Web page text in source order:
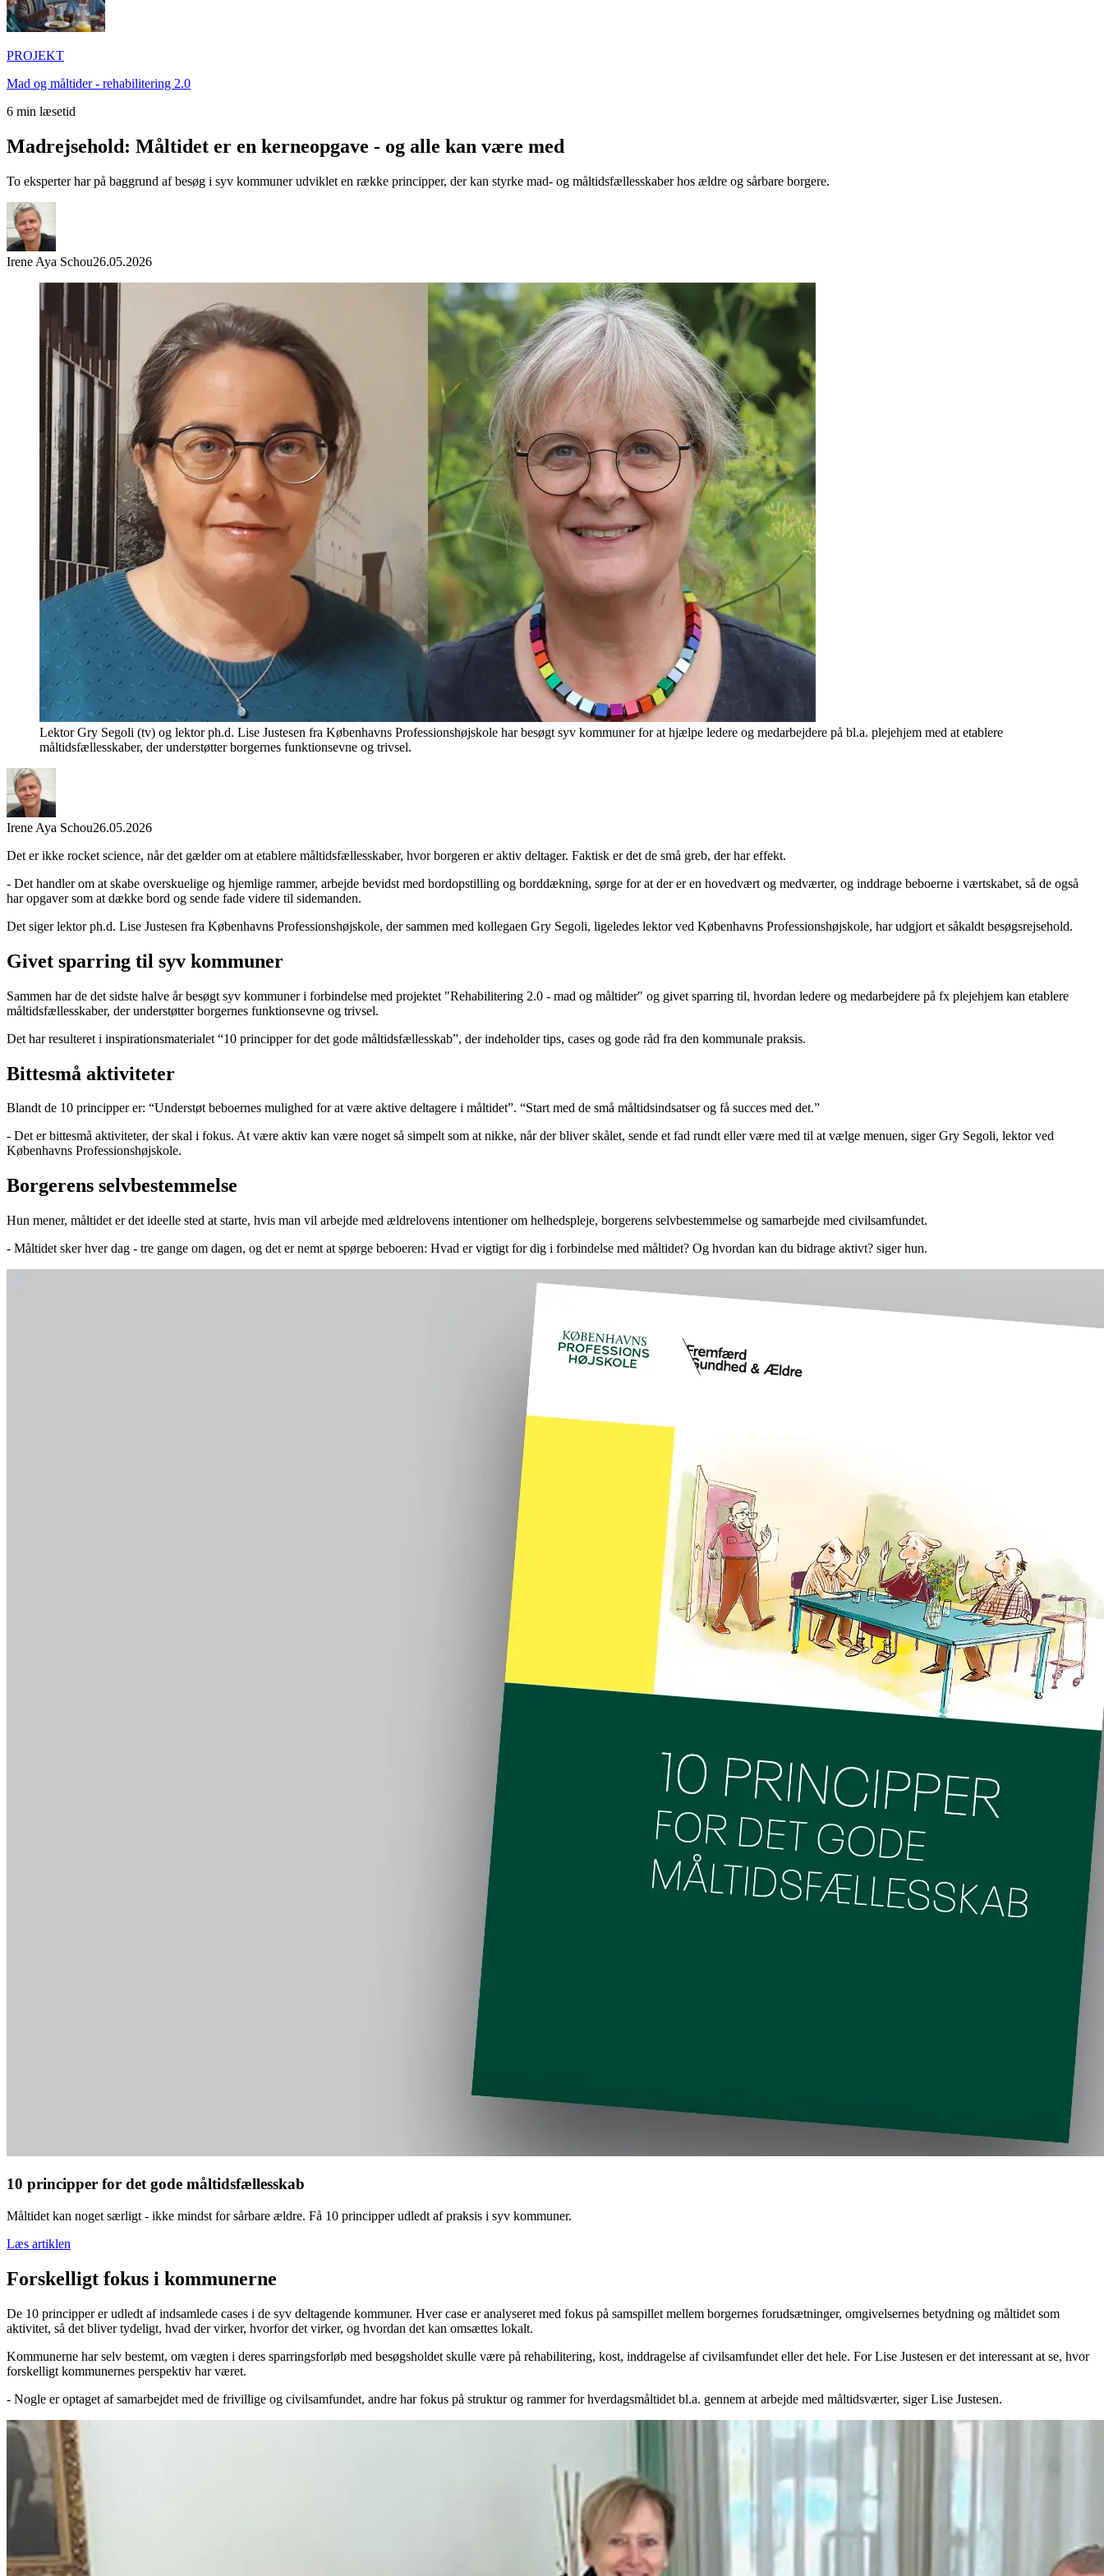
PROJEKT
Mad og måltider - rehabilitering 2.0
6 min læsetid
Madrejsehold: Måltidet er en kerneopgave - og alle kan være med
To eksperter har på baggrund af besøg i syv kommuner udviklet en række principper, der kan styrke mad- og måltidsfællesskaber hos ældre og sårbare borgere.
Irene Aya Schou26.05.2026
Lektor Gry Segoli (tv) og lektor ph.d. Lise Justesen fra Københavns Professionshøjskole har besøgt syv kommuner for at hjælpe ledere og medarbejdere på bl.a. plejehjem med at etablere
måltidsfællesskaber, der understøtter borgernes funktionsevne og trivsel.​​​​‌ ‍ ​‍​‍‌‍ ‌ ​‍‌‍‍‌‌‍‌ ‌‍‍‌‌‍ ‍​‍​‍​ ‍‍​‍​‍‌ ​ ‌‍​‌‌‍ ‍‌‍‍‌‌ ‌​‌ ‍‌​‍ ‍‌‍‍‌‌‍ ​‍​‍​‍ ​​‍​‍‌‍‍​‌ ​‍‌‍‌‌‌‍‌‍​‍​‍​ ‍‍​‍​‍‌‍‍​‌ ‌​‌ ‌​‌ ​​‌ ​ ​ ‍‍​‍ ​‍ ‌ ‌‍‌ ​​‌ ‌​​‍ ‍‌ ​ ‌‍​‌‌‍ ‍‌‍‍‌‌ ‌​‌ ‍‌​‍ ‍‌ ​ ‌ ‌​‌ ‌‌‌‍‌​‌‍‍‌‌‍ ​‍ ‌‍‍‌‌‍ ‍‌ ‌​‌‍‌‌‌‍ ‍‌ ‌​​‍ ‌‍‌‌‌‍‌​‌‍‍‌‌ ‌​​‍ ‌‍ ‌‌‍ ‌‍‌​‌‍‌‌​ ‌‌ ​​‌ ​‍‌‍‌‌‌ ​ ‌‍‌‌‌‍ ‍‌ ‌​‌‍​‌‌ ‌​‌‍‍‌‌‍ ‌‍ ‍​ ‍ ‌‍‍‌‌‍‌​​ ‌​ ‌‍​ ‌‌​ ‌ ​ ‌‍‌‍‌​​ ‍‌‌‍​ ​ ​‌​‍ ‌​ ​​​ ​ ​ ‌‌‌‍‌‌​‍ ‌​ ‌​​ ​ ‌‍​ ​ ​ ​‍ ‌‌‍​‌‌‍‌​​ ‌​​ ‌‍​‍ ‌​ ‍​​ ‌‍​ ​​​ ‌‍​ ‌‌‌‍​‌‌‍‌‍​ ‍‌​ ​‍​ ‍​​ ​‌​ ‌​​ ‍ ‌ ‌​‌ ‍‌‌ ​​‌‍‌‌​ ‌‌‍​‌‌ ​‍‌ ‌​‌‍‍‌‌‍​ ‌‍ ​‌‍‌‌​ ‍ ‌ ​​‌‍​‌‌ ‌​‌‍‍​​ ‌‌‍​‍‌‍ ‌‍‌​‌ ‍‌​‍‌‌​ ‌‌‌​​‍‌‌ ‌‍‍ ‌‍‌‌‌ ‍‌​‍‌‌​ ​ ‌​‌​​‍‌‌​ ​ ‌​‌​​‍‌‌​ ​‍​ ​‍​ ‍​‌‍​‌​ ​‍​ ​‍‌‍​‌​ ‌‌‌‍​ ​ ​​​ ‌‍​ ‌​​ ‌​​ ‍‌​‍‌‌​ ​‍​ ​‍​‍‌‌​ ‌‌‌​‌​​‍ ‍‌‍​ ‌‍‍​‌‍‍‌‌‍ ​‌‍‌​‌ ​‍‌‍‌‌‌‍ ‍​‍‌‌​ ‌‌‌​​‍‌‌ ‌‍‍ ‌‍‌‌‌ ‍‌​‍‌‌​ ​ ‌​‌​​‍‌‌​ ​ ‌​‌​​‍‌‌​ ​‍​ ​‍​ ‌​​ ‌‍‌‍​ ​ ‌​​ ‌​​ ‍‌​ ‌ ​ ‍​​ ‌​‌‍‌​​ ​‍‌‍‌‌​‍‌‌​ ​‍​ ​‍​‍‌‌​ ‌‌‌​‌​​‍ ‍‌ ‌​‌‍‌‌‌ ‍​‌ ‌​​ ‌‍​‍‌‍​‌‌ ​ ‌‍‌‌‌‌‌‌‌ ​‍‌‍ ​​ ‌‌‍‍​‌ ‌​‌ ‌​‌ ​​‌ ​ ​‍‌‌​ ​ ‌​​‌​‍‌‌​ ​‍‌​‌‍​‍‌‌​ ​‍‌​‌‍‌ ‌‍‌ ​​‌ ‌​​‍ ‍‌ ​ ‌‍​‌‌‍ ‍‌‍‍‌‌ ‌​‌ ‍‌​‍ ‍‌ ​ ‌ ‌​‌ ‌‌‌‍‌​‌‍‍‌‌‍ ​‍‌‍‌‍‍‌‌‍‌​​ ‌​ ‌‍​ ‌‌​ ‌ ​ ‌‍‌‍‌​​ ‍‌‌‍​ ​ ​‌​‍ ‌​ ​​​ ​ ​ ‌‌‌‍‌‌​‍ ‌​ ‌​​ ​ ‌‍​ ​ ​ ​‍ ‌‌‍​‌‌‍‌​​ ‌​​ ‌‍​‍ ‌​ ‍​​ ‌‍​ ​​​ ‌‍​ ‌‌‌‍​‌‌‍‌‍​ ‍‌​ ​‍​ ‍​​ ​‌​ ‌​​‍‌‍‌ ‌​‌ ‍‌‌ ​​‌‍‌‌​ ‌‌‍​‌‌ ​‍‌ ‌​‌‍‍‌‌‍​ ‌‍ ​‌‍‌‌​‍‌‍‌ ​​‌‍​‌‌ ‌​‌‍‍​​ ‌‌‍​‍‌‍ ‌‍‌​‌ ‍‌​‍‌‌​ ‌‌‌​​‍‌‌ ‌‍‍ ‌‍‌‌‌ ‍‌​‍‌‌​ ​ ‌​‌​​‍‌‌​ ​ ‌​‌​​‍‌‌​ ​‍​ ​‍​ ‍​‌‍​‌​ ​‍​ ​‍‌‍​‌​ ‌‌‌‍​ ​ ​​​ ‌‍​ ‌​​ ‌​​ ‍‌​‍‌‌​ ​‍​ ​‍​‍‌‌​ ‌‌‌​‌​​‍ ‍‌‍​ ‌‍‍​‌‍‍‌‌‍ ​‌‍‌​‌ ​‍‌‍‌‌‌‍ ‍​‍‌‌​ ‌‌‌​​‍‌‌ ‌‍‍ ‌‍‌‌‌ ‍‌​‍‌‌​ ​ ‌​‌​​‍‌‌​ ​ ‌​‌​​‍‌‌​ ​‍​ ​‍​ ‌​​ ‌‍‌‍​ ​ ‌​​ ‌​​ ‍‌​ ‌ ​ ‍​​ ‌​‌‍‌​​ ​‍‌‍‌‌​‍‌‌​ ​‍​ ​‍​‍‌‌​ ‌‌‌​‌​​‍ ‍‌ ‌​‌‍‌‌‌ ‍​‌ ‌​​‍​‍‌ ‌
Irene Aya Schou26.05.2026
Det er ikke rocket science, når det gælder om at etablere måltidsfællesskaber, hvor borgeren er aktiv deltager. Faktisk er det de små greb, der har effekt.
- Det handler om at skabe overskuelige og hjemlige rammer, arbejde bevidst med bordopstilling og borddækning, sørge for at der er en hovedvært og medværter, og inddrage beboerne i værtskabet, så de også
har opgaver som at dække bord og sende fade videre til sidemanden.
Det siger lektor ph.d. Lise Justesen fra Københavns Professionshøjskole, der sammen med kollegaen Gry Segoli, ligeledes lektor ved Københavns Professionshøjskole, har udgjort et såkaldt besøgsrejsehold.
Givet sparring til syv kommuner
Sammen har de det sidste halve år besøgt syv kommuner i forbindelse med projektet "Rehabilitering 2.0 - mad og måltider" og givet sparring til, hvordan ledere og medarbejdere på fx plejehjem kan etablere
måltidsfællesskaber, der understøtter borgernes funktionsevne og trivsel.
Det har resulteret i inspirationsmaterialet “10 principper for det gode måltidsfællesskab”, der indeholder tips, cases og gode råd fra den kommunale praksis.
Bittesmå aktiviteter
Blandt de 10 principper er: “Understøt beboernes mulighed for at være aktive deltagere i måltidet”. “Start med de små måltidsindsatser og få succes med det.”
- Det er bittesmå aktiviteter, der skal i fokus. At være aktiv kan være noget så simpelt som at nikke, når der bliver skålet, sende et fad rundt eller være med til at vælge menuen, siger Gry Segoli, lektor ved
Københavns Professionshøjskole.
Borgerens selvbestemmelse
Hun mener, måltidet er det ideelle sted at starte, hvis man vil arbejde med ældrelovens intentioner om helhedspleje, borgerens selvbestemmelse og samarbejde med civilsamfundet.
- Måltidet sker hver dag - tre gange om dagen, og det er nemt at spørge beboeren: Hvad er vigtigt for dig i forbindelse med måltidet? Og hvordan kan du bidrage aktivt? siger hun.
10 principper for det gode måltidsfællesskab
Måltidet kan noget særligt - ikke mindst for sårbare ældre. Få 10 principper udledt af praksis i syv kommuner.
Læs artiklen
Forskelligt fokus i kommunerne
De 10 principper er udledt af indsamlede cases i de syv deltagende kommuner. Hver case er analyseret med fokus på samspillet mellem borgernes forudsætninger, omgivelsernes betydning og måltidet som
aktivitet, så det bliver tydeligt, hvad der virker, hvorfor det virker, og hvordan det kan omsættes lokalt.
Kommunerne har selv bestemt, om vægten i deres sparringsforløb med besøgsholdet skulle være på rehabilitering, kost, inddragelse af civilsamfundet eller det hele. For Lise Justesen er det interessant at se, hvor
forskelligt kommunernes perspektiv har været.
- Nogle er optaget af samarbejdet med de frivillige og civilsamfundet, andre har fokus på struktur og rammer for hverdagsmåltidet bl.a. gennem at arbejde med måltidsværter, siger Lise Justesen.